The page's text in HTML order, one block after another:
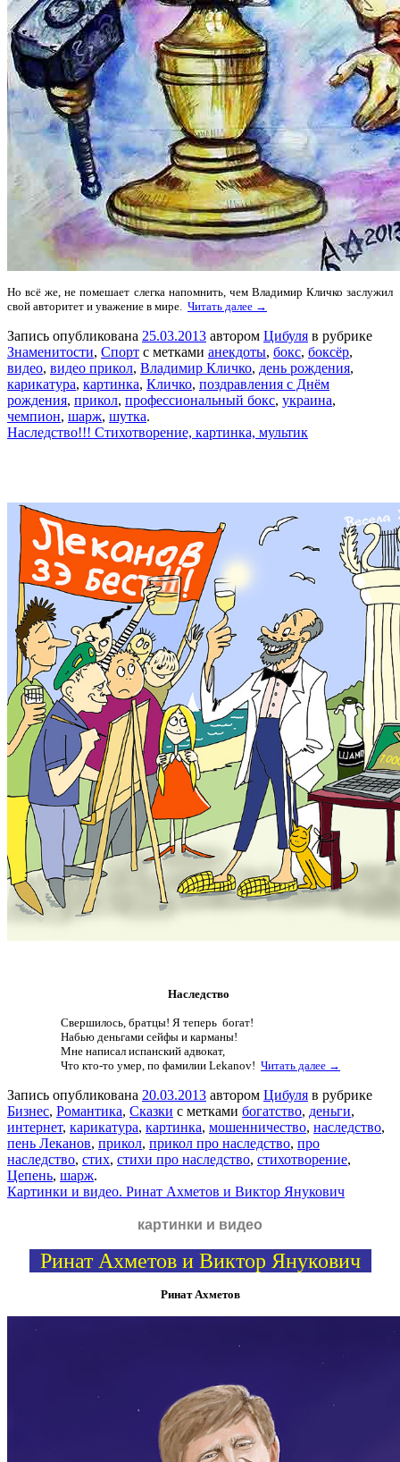
Но всё же, не помешает слегка напомнить, чем Владимир Кличко заслужил
свой авторитет и уважение в мире. Читать далее →
Запись опубликована 25.03.2013 автором Цибуля в рубрике
Знаменитости, Спорт с метками анекдоты, бокс, боксёр,
видео, видео прикол, Владимир Кличко, день рождения,
карикатура, картинка, Кличко, поздравления с Днём
рождения, прикол, профессиональный бокс, украина,
чемпион, шарж, шутка.
Наследство!!! Стихотворение, картинка, мультик
Наследство
Свершилось, братцы! Я теперь богат!
Набью деньгами сейфы и карманы!
Мне написал испанский адвокат,
Что кто-то умер, по фамилии Lekanov! Читать далее →
Запись опубликована 20.03.2013 автором Цибуля в рубрике
Бизнес, Романтика, Сказки с метками богатство, деньги,
интернет, карикатура, картинка, мошенничество, наследство,
пень Леканов, прикол, прикол про наследство, про
наследство, стих, стихи про наследство, стихотворение,
Цепень, шарж.
Картинки и видео. Ринат Ахметов и Виктор Янукович
картинки и видео
Ринат Ахметов и Виктор Янукович
Ринат Ахметов